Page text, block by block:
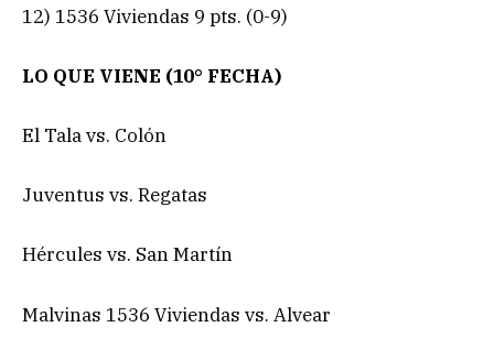
12) 1536 Viviendas 9 pts. (0-9)
LO QUE VIENE (10° FECHA)
El Tala vs. Colón
Juventus vs. Regatas
Hércules vs. San Martín
Malvinas 1536 Viviendas vs. Alvear